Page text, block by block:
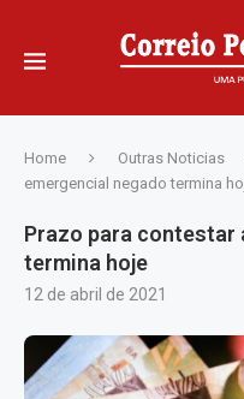
Home Outras Noticias
emergencial negado termina
Prazo para contestar
termina hoje
12 de abril de 2021